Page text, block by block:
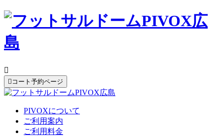

 コート予約ページ
PIVOXについて
ご利用案内
ご利用料金